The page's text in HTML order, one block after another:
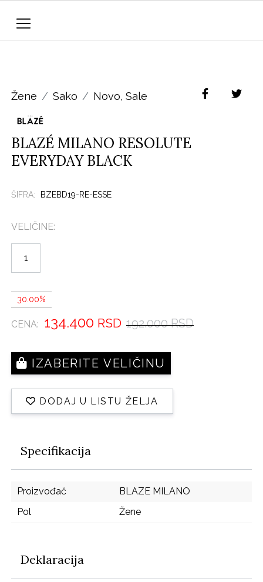
Žene Sako Novo, Sale
BLAZÉ MILANO RESOLUTE
EVERYDAY BLACK
ŠIFRA: BZEBD19-RE-ESSE
VELIČINE:
1
30.00%
CENA: 134.400 RSD 192.000 RSD
IZABERITE VELIČINU
DODAJ U LISTU ŽELJA
Specifikacija
Proizvođač
BLAZE MILANO
Pol
Žene
Deklaracija